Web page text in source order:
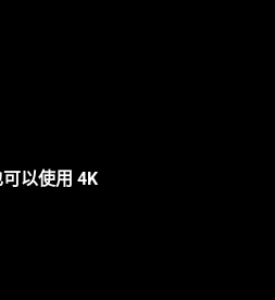
以使用 4K